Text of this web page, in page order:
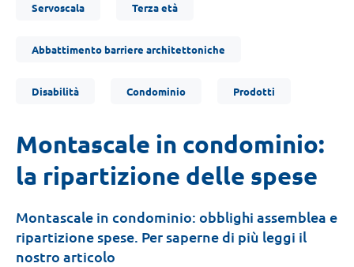
Servoscala Terza età
Abbattimento barriere architettoniche
Disabilità Condominio Prodotti
Montascale in condominio:
la ripartizione delle spese
Montascale in condominio: obblighi assemblea e
ripartizione spese. Per saperne di più leggi il
nostro articolo